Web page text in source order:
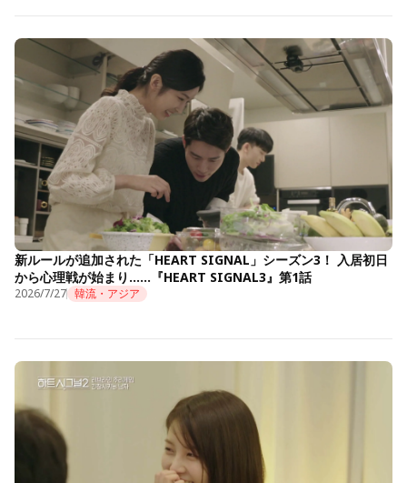
新ルールが追加された「HEART SIGNAL」シーズン3！ 入居初日
から心理戦が始まり……『HEART SIGNAL3』第1話
2026/7/27 韓流・アジア